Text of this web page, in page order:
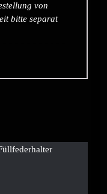
von
bitte separat